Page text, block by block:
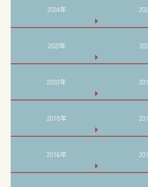
2024年
2022年
2020年
2018年
2016年